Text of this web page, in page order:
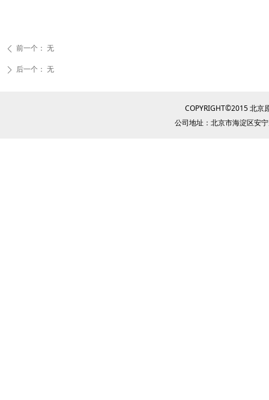
ꄴ 前一个： 无
ꄲ 后一个： 无
公司地址：北京市海淀区安
COPYRIGHT©2015 北京